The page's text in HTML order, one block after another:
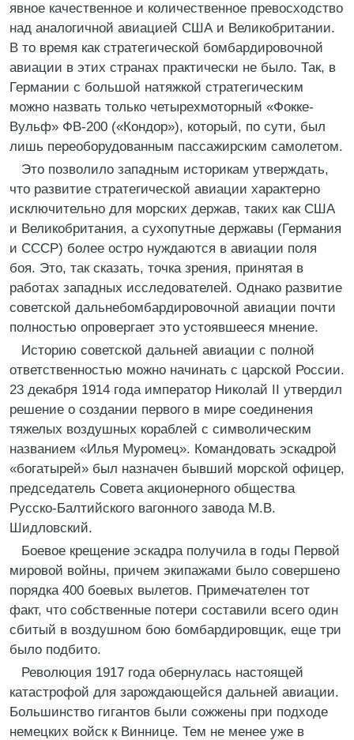
явное качественное и количественное превосходство
над аналогичной авиацией США и Великобритании.
В то время как стратегической бомбардировочной
авиации в этих странах практически не было. Так, в
Германии с большой натяжкой стратегическим
можно назвать только четырехмоторный «Фокке-
Вульф» ФВ-200 («Кондор»), который, по сути, был
лишь переоборудованным пассажирским самолетом.
Это позволило западным историкам утверждать,
что развитие стратегической авиации характерно
исключительно для морских держав, таких как США
и Великобритания, а сухопутные державы (Германия
и СССР) более остро нуждаются в авиации поля
боя. Это, так сказать, точка зрения, принятая в
работах западных исследователей. Однако развитие
советской дальнебомбардировочной авиации почти
полностью опровергает это устоявшееся мнение.
Историю советской дальней авиации с полной
ответственностью можно начинать с царской России.
23 декабря 1914 года император Николай II утвердил
решение о создании первого в мире соединения
тяжелых воздушных кораблей с символическим
названием «Илья Муромец». Командовать эскадрой
«богатырей» был назначен бывший морской офицер,
председатель Совета акционерного общества
Русско-Балтийского вагонного завода М.В.
Шидловский.
Боевое крещение эскадра получила в годы Первой
мировой войны, причем экипажами было совершено
порядка 400 боевых вылетов. Примечателен тот
факт, что собственные потери составили всего один
сбитый в воздушном бою бомбардировщик, еще три
было подбито.
Революция 1917 года обернулась настоящей
катастрофой для зарождающейся дальней авиации.
Большинство гигантов были сожжены при подходе
немецких войск к Виннице. Тем не менее уже в